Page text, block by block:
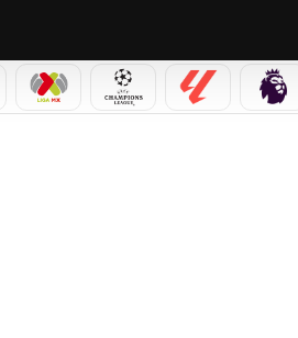
MEXICANA
LIGA MX CHAMPIONS LEAGUE
LALIGA